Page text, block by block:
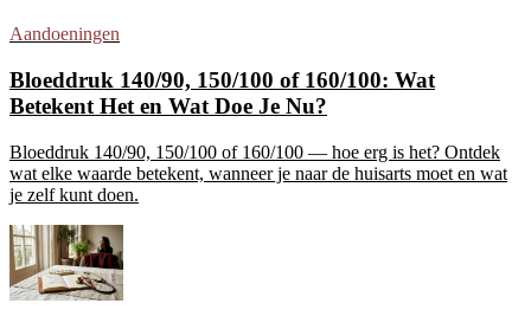
Aandoeningen
Bloeddruk 140/90, 150/100 of 160/100: Wat
Betekent Het en Wat Doe Je Nu?
Bloeddruk 140/90, 150/100 of 160/100 — hoe erg is het? Ontdek
wat elke waarde betekent, wanneer je naar de huisarts moet en wat
je zelf kunt doen.